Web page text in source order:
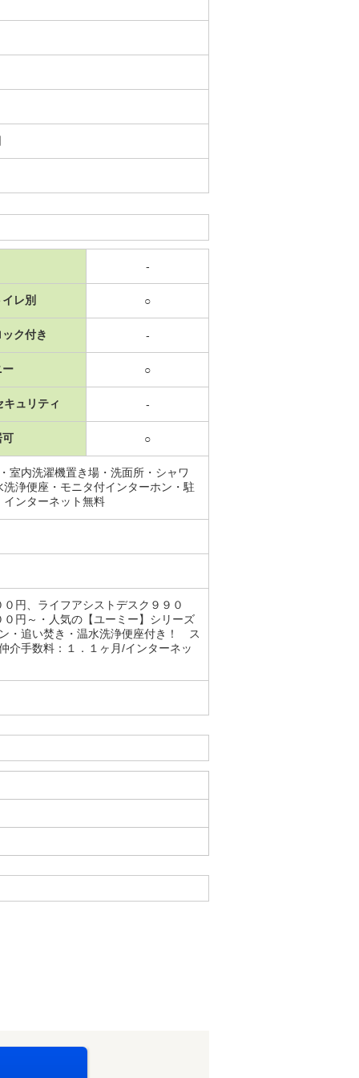
-
レ別 ○
ク付き -
ー ○
キュリティ -
可 ○
室内洗濯機置き場・洗面所・シャワ
浄便座・モニタ付インターホン・駐
ンターネット無料
円、ライフアシストデスク９９０
円～・人気の【ユーミー】シリーズ
・追い焚き・温水洗浄便座付き！ ス
介手数料：１．１ヶ月/インターネッ